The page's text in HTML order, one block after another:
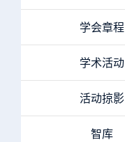
学会章程
学术活动
活动掠影
智库